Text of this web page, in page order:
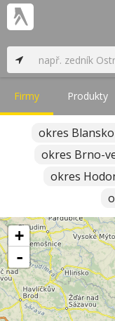
Firmy Produkty
okres Blansko
okres Brno-
okres
+
-